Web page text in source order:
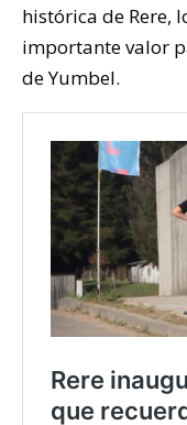
histórica de Rere,
importante valor
de Yumbel.